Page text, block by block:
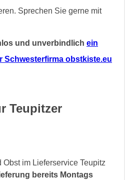
Sprechen Sie gerne mit
und unverbindlich ein
Schwesterfirma obstkiste.eu
Teupitzer
im Lieferservice Teupitz
bereits Montags